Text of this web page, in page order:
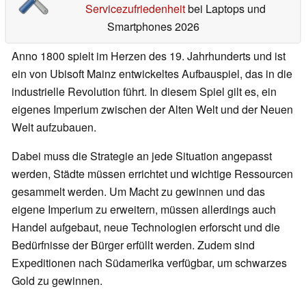
Servicezufriedenheitbei Laptops und
Smartphones 2026
Anno 1800 spielt im Herzen des 19. Jahrhunderts und ist
ein von Ubisoft Mainz entwickeltes Aufbauspiel, das in die
industrielle Revolution führt. In diesem Spiel gilt es, ein
eigenes Imperium zwischen der Alten Welt und der Neuen
Welt aufzubauen.
Dabei muss die Strategie an jede Situation angepasst
werden, Städte müssen errichtet und wichtige Ressourcen
gesammelt werden. Um Macht zu gewinnen und das
eigene Imperium zu erweitern, müssen allerdings auch
Handel aufgebaut, neue Technologien erforscht und die
Bedürfnisse der Bürger erfüllt werden. Zudem sind
Expeditionen nach Südamerika verfügbar, um schwarzes
Gold zu gewinnen.